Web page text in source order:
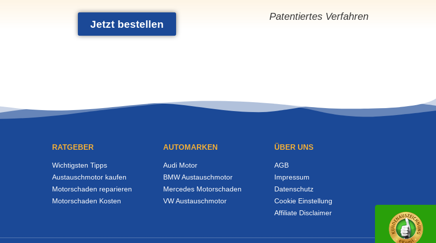
Jetzt bestellen
Patentiertes Verfahren
RATGEBER
Wichtigsten Tipps
Austauschmotor kaufen
Motorschaden reparieren
Motorschaden Kosten
AUTOMARKEN
Audi Motor
BMW Austauschmotor
Mercedes Motorschaden
VW Austauschmotor
ÜBER UNS
AGB
Impressum
Datenschutz
Cookie Einstellung
Affiliate Disclaimer